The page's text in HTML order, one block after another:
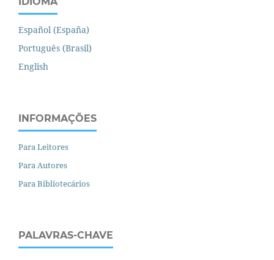
Español (España)
Português (Brasil)
English
INFORMAÇÕES
Para Leitores
Para Autores
Para Bibliotecários
PALAVRAS-CHAVE